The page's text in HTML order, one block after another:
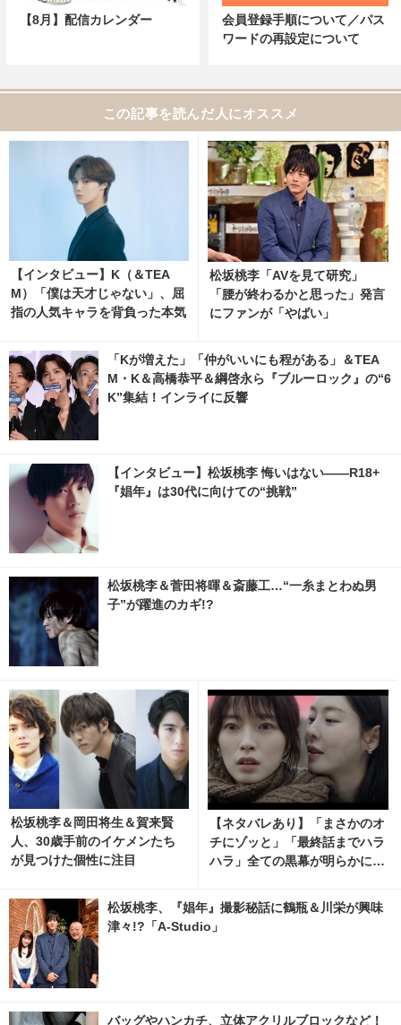
【8月】配信カレンダー
会員登録手順について／パス
ワードの再設定について
この記事を読んだ人にオススメ
【インタビュー】K（＆TEA
M）「僕は天才じゃない」、屈
指の人気キャラを背負った本気
nemacafe.net
松坂桃李「AVを見て研究」
「腰が終わるかと思った」発言
にファンが「やばい」
「Kが増えた」「仲がいいにも程がある」＆TEA
M・K＆高橋恭平＆綱啓永ら『ブルーロック』の“6
K”集結！インライに反響
【インタビュー】松坂桃李 悔いはない――R18+
『娼年』は30代に向けての“挑戦”
松坂桃李＆菅田将暉＆斎藤工…“一糸まとわぬ男
子”が躍進のカギ!?
松坂桃李＆岡田将生＆賀来賢
人、30歳手前のイケメンたち
が見つけた個性に注目
【ネタバレあり】「まさかのオ
チにゾッと」「最終話までハラ
ハラ」全ての黒幕が明らかに…
松坂桃李、『娼年』撮影秘話に鶴瓶＆川栄が興味
津々!?「A-Studio」
バッグやハンカチ、立体アクリルブロックなど！